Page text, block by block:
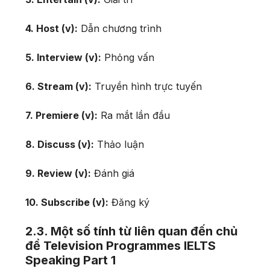
4. Host (v): Dẫn chương trình
5. Interview (v): Phỏng vấn
6. Stream (v): Truyền hình trực tuyến
7. Premiere (v): Ra mắt lần đầu
8. Discuss (v): Thảo luận
9. Review (v): Đánh giá
10. Subscribe (v): Đăng ký
2.3. Một số tính từ liên quan đến chủ
đề Television Programmes IELTS
Speaking Part 1